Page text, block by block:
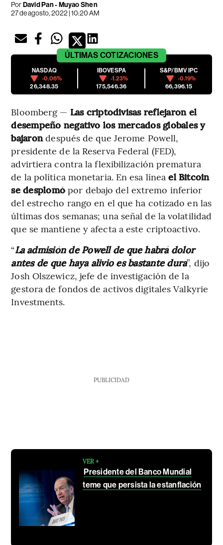
PorDavid Pan - Muyao Shen
27 de agosto, 2022 | 10:20 AM
ÚLTIMAS COTIZACIONES
NASDAQ
-0.06%
26,348.35
IBOVESPA
-1.23%
175,546.36
S&P/BMV IPC
-0.19%
66,396.15
Bloomberg — Las criptodivisas reflejaron el
desempeño negativo los mercados globales y
bajarondespués de que Jerome Powell,
presidente de la Reserva Federal (FED),
advirtiera contra la flexibilización prematura
de la política monetaria. En esa líneael Bitcoin
se desplomópor debajo del extremo inferior
del estrecho rango en el que ha cotizado en las
últimas dos semanas; una señal de la volatilidad
que se mantiene y afecta a este criptoactivo.
“La admisión de Powell de que habrá dolor
antes de que haya alivio es bastante dura”, dijo
Josh Olszewicz, jefe de investigación de la
gestora de fondos de activos digitales Valkyrie
Investments.
PUBLICIDAD
VER +
Presidente del Banco Mundial
teme que persista la estanflación